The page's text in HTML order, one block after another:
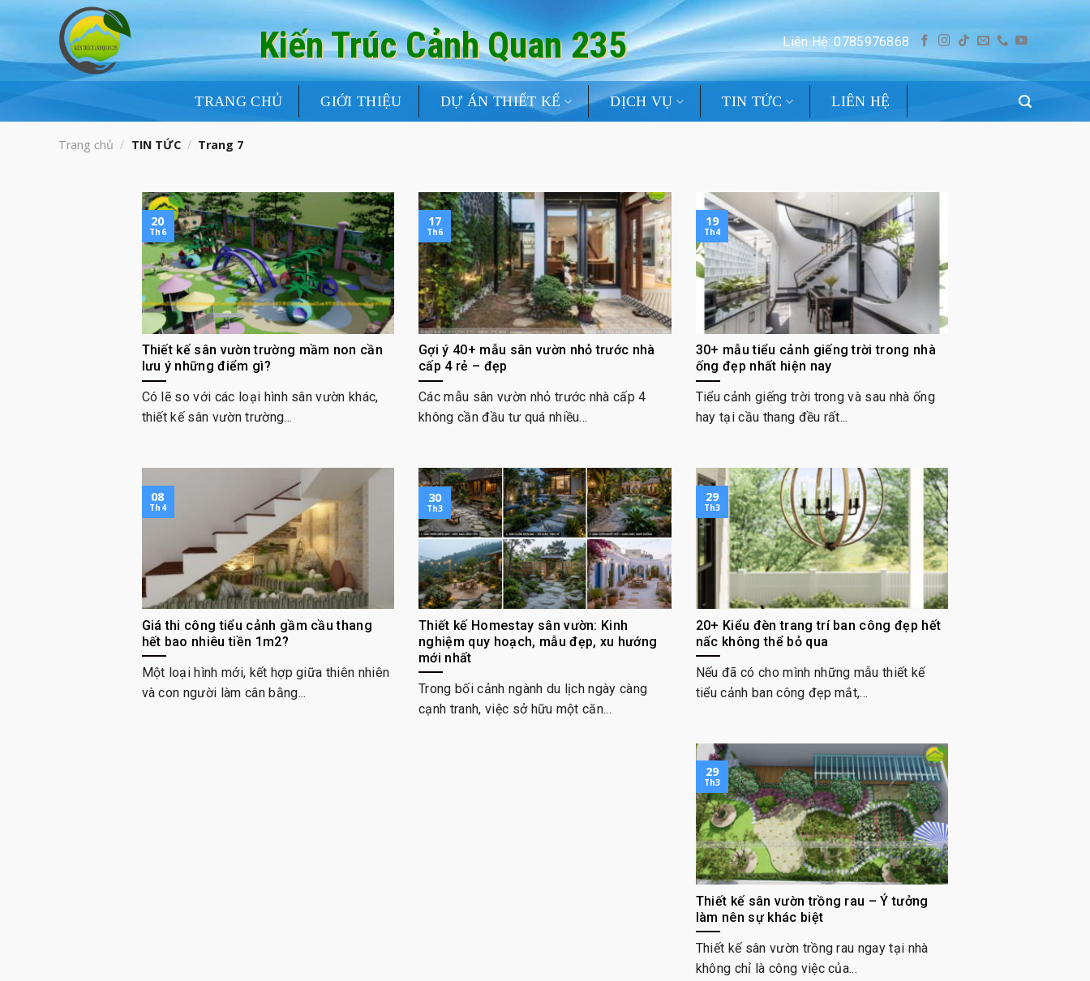
Kiến Trúc Cảnh Quan 235 Liên Hệ: 0785976868
TRANG CHỦ GIỚI THIỆU DỰ ÁN THIẾT KẾ DỊCH VỤ TIN TỨC LIÊN HỆ
Trang chủ / TIN TỨC / Trang 7
Thiết kế sân vườn trường mầm non cần
lưu ý những điểm gì?
Có lẽ so với các loại hình sân vườn khác,
thiết kế sân vườn trường...
20
Th6
Gợi ý 40+ mẫu sân vườn nhỏ trước nhà
cấp 4 rẻ – đẹp
Các mẫu sân vườn nhỏ trước nhà cấp 4
không cần đầu tư quá nhiều...
17
Th6
30+ mẫu tiểu cảnh giếng trời trong nhà
ống đẹp nhất hiện nay
Tiểu cảnh giếng trời trong và sau nhà ống
hay tại cầu thang đều rất...
19
Th4
Giá thi công tiểu cảnh gầm cầu thang
hết bao nhiêu tiền 1m2?
Một loại hình mới, kết hợp giữa thiên nhiên
và con người làm cân bằng...
08
Th4
Thiết kế Homestay sân vườn: Kinh
nghiệm quy hoạch, mẫu đẹp, xu hướng
mới nhất
Trong bối cảnh ngành du lịch ngày càng
cạnh tranh, việc sở hữu một căn...
30
Th3
20+ Kiểu đèn trang trí ban công đẹp hết
nấc không thể bỏ qua
Nếu đã có cho mình những mẫu thiết kế
tiểu cảnh ban công đẹp mắt,...
29
Th3
Thiết kế sân vườn trồng rau – Ý tưởng
làm nên sự khác biệt
Thiết kế sân vườn trồng rau ngay tại nhà
không chỉ là công việc của...
29
Th3